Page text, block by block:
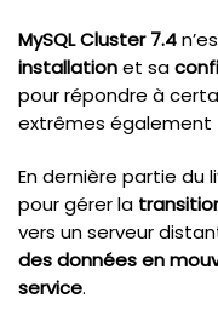
MySQL Cluster 7.4
installationet sa
pour répondre à
extrêmes également
En dernière partie du
pour gérer la
vers un serveur
des données en
service.